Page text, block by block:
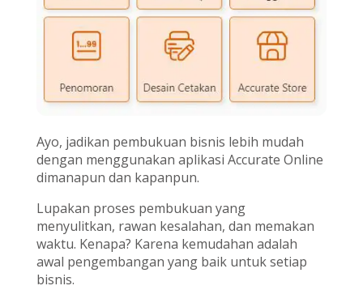
Ayo, jadikan pembukuan bisnis lebih mudah
dengan menggunakan aplikasi Accurate Online
dimanapun dan kapanpun.
Lupakan proses pembukuan yang
menyulitkan, rawan kesalahan, dan memakan
waktu. Kenapa? Karena kemudahan adalah
awal pengembangan yang baik untuk setiap
bisnis.